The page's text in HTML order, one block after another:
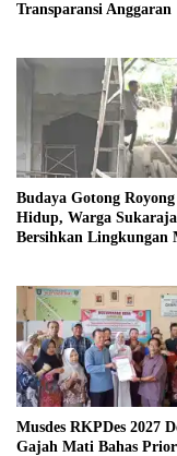
Transparansi Anggaran
Budaya Gotong
Hidup, Warga Sukaraja
Bersihkan Lingkungan
Musdes RKPDes 2027
Gajah Mati Bahas